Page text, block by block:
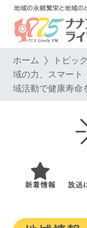
ホーム トピッ
域の力、スマート
域活動で健康寿命